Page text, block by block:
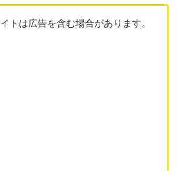
トは広告を含む場合があります。